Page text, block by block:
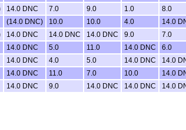
14.0 DNC 7.0 9.0 1.0 8.0
(14.0 DNC) 10.0 10.0 4.0 14.0
14.0 DNC 14.0 DNC 14.0 DNC 9.0 7.0
14.0 DNC 5.0 11.0 14.0 DNC 6.0
14.0 DNC 4.0 5.0 14.0 DNC 14.0
14.0 DNC 11.0 7.0 10.0 14.0
14.0 DNC 9.0 14.0 DNC 14.0 DNC 14.0